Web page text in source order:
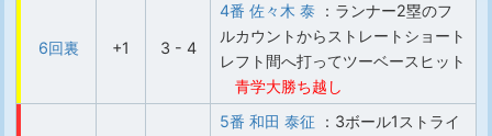
6回裏 +1 3 - 4
4番 佐々木 泰 ：ランナー2塁のフ
ルカウントからストレートショート
レフト間へ打ってツーベースヒット
青学大勝ち越し
5番 和田 泰征 ：3ボール1ストライ